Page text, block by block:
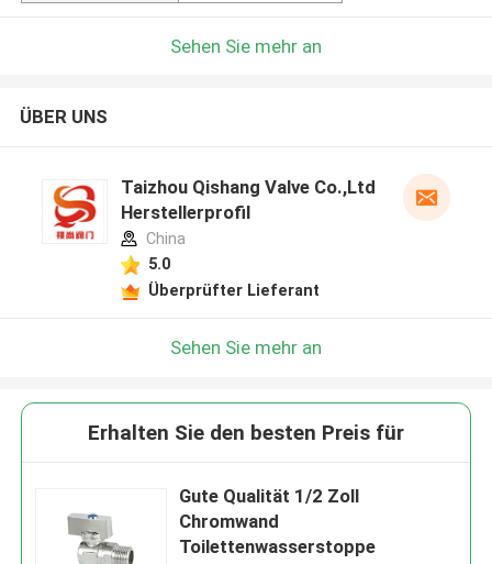
Sehen Sie mehr an
ÜBER UNS
Taizhou Qishang Valve Co.,Ltd
Herstellerprofil
China
5.0
Überprüfter Lieferant
Sehen Sie mehr an
Erhalten Sie den besten Preis für
Gute Qualität 1/2 Zoll
Chromwand
Toilettenwasserstoppe